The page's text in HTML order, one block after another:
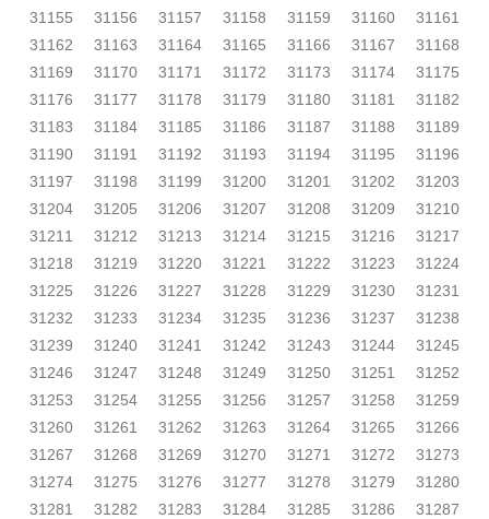
31155
31156 31157 31158 31159 31160
31161
31162
31163 31164 31165 31166 31167
31168
31169
31170 31171 31172 31173 31174
31175
31176
31177 31178 31179 31180 31181
31182
31183
31184 31185 31186 31187 31188
31189
31190
31191 31192 31193 31194 31195
31196
31197
31198 31199 31200 31201 31202
31203
31204
31205 31206 31207 31208 31209
31210
31211
31212 31213 31214 31215 31216
31217
31218
31219 31220 31221 31222 31223
31224
31225
31226 31227 31228 31229 31230
31231
31232
31233 31234 31235 31236 31237
31238
31239
31240 31241 31242 31243 31244
31245
31246
31247 31248 31249 31250 31251
31252
31253
31254 31255 31256 31257 31258
31259
31260
31261 31262 31263 31264 31265
31266
31267
31268 31269 31270 31271 31272
31273
31274
31275 31276 31277 31278 31279
31280
31281
31282 31283 31284 31285 31286
31287